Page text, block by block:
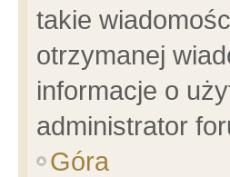
takie
otrzymanej
informacje o
administrator
Góra